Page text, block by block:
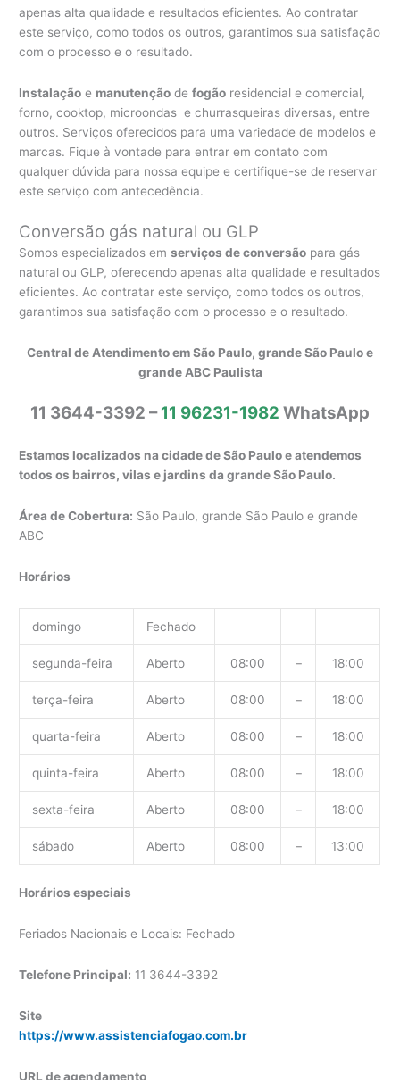
apenas alta qualidade e resultados eficientes. Ao contratar
este serviço, como todos os outros, garantimos sua satisfação
com o processo e o resultado.
Instalação e manutenção defogão residencial e comercial,
forno, cooktop, microondas e churrasqueiras diversas, entre
outros. Serviços oferecidos para uma variedade de modelos e
marcas. Fique à vontade para entrar em contato com
qualquer dúvida para nossa equipe e certifique-se de reservar
este serviço com antecedência.
Conversão gás natural ou GLP
Somos especializados emserviços de conversão para gás
natural ou GLP, oferecendo apenas alta qualidade e resultados
eficientes. Ao contratar este serviço, como todos os outros,
garantimos sua satisfação com o processo e o resultado.
Central de Atendimento em São Paulo, grande São Paulo e
grande ABC Paulista
11 3644-3392 –11 96231-1982 WhatsApp
Estamos localizados na cidade de São Paulo e atendemos
todos os bairros, vilas e jardins da grande São Paulo.
Área de Cobertura: São Paulo, grande São Paulo e grande
ABC
Horários
domingo Fechado
segunda-feira Aberto 08:00 – 18:00
terça-feira Aberto 08:00 – 18:00
quarta-feira Aberto 08:00 – 18:00
quinta-feira Aberto 08:00 – 18:00
sexta-feira Aberto 08:00 – 18:00
sábado Aberto 08:00 – 13:00
Horários especiais
Feriados Nacionais e Locais: Fechado
Telefone Principal: 11 3644-3392
Site
https://www.assistenciafogao.com.br
URL de agendamento